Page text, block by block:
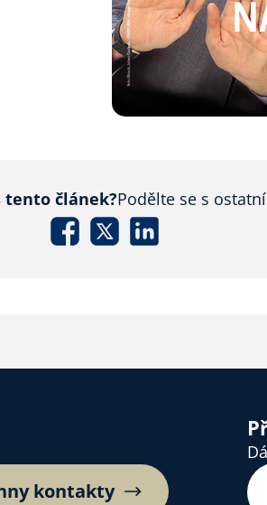
tento článek?Podělte se s
kontakty